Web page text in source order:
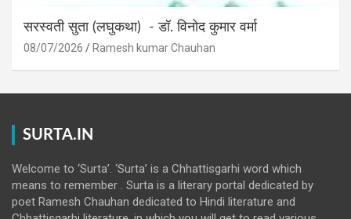
सरस्वती सुता (लघुकथा) ​- डॉ. विनोद कुमार वर्मा
08/07/2026 Ramesh kumar Chauhan
SURTA.IN
Welcome to ‘Surta’. ‘Surta’ is a Chhattisgarhi word which
means to remember . Surta is a literary portal dedicated by
poet Ramesh Chauhan dedicated to Hindi literature and